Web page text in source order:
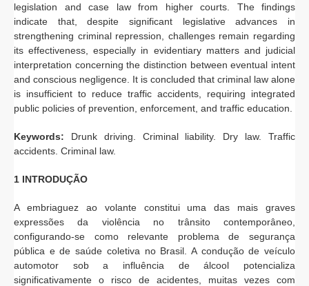
legislation and case law from higher courts. The findings
indicate that, despite significant legislative advances in
strengthening criminal repression, challenges remain regarding
its effectiveness, especially in evidentiary matters and judicial
interpretation concerning the distinction between eventual intent
and conscious negligence. It is concluded that criminal law alone
is insufficient to reduce traffic accidents, requiring integrated
public policies of prevention, enforcement, and traffic education.
Keywords: Drunk driving. Criminal liability. Dry law. Traffic
accidents. Criminal law.
1 INTRODUÇÃO
A embriaguez ao volante constitui uma das mais graves
expressões da violência no trânsito contemporâneo,
configurando-se como relevante problema de segurança
pública e de saúde coletiva no Brasil. A condução de veículo
automotor sob a influência de álcool potencializa
significativamente o risco de acidentes, muitas vezes com